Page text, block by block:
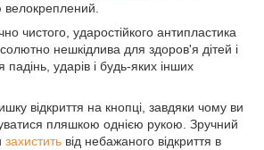
велокреплений.
чистого, ударостійкого антипластика
нешкідлива для здоров'я дітей і
ударів і будь-яких інших
відкриття на кнопці, завдяки чому ви
пляшкою однією рукою. Зручний
захистить від небажаного відкриття в